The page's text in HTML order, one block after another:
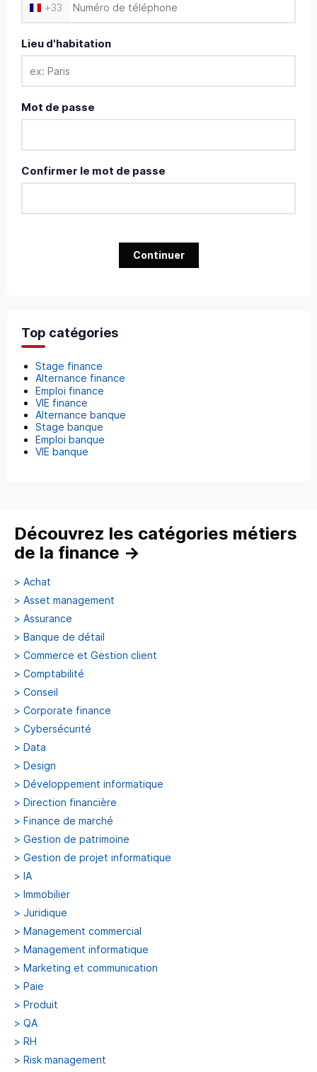
+33
Lieu d'habitation
Mot de passe
Confirmer le mot de passe
Continuer
Top catégories
Stage finance
Alternance finance
Emploi finance
VIE finance
Alternance banque
Stage banque
Emploi banque
VIE banque
Découvrez les catégories métiers
de la finance →
> Achat
> Asset management
> Assurance
> Banque de détail
> Commerce et Gestion client
> Comptabilité
> Conseil
> Corporate finance
> Cybersécurité
> Data
> Design
> Développement informatique
> Direction financière
> Finance de marché
> Gestion de patrimoine
> Gestion de projet informatique
> IA
> Immobilier
> Juridique
> Management commercial
> Management informatique
> Marketing et communication
> Paie
> Produit
> QA
> RH
> Risk management